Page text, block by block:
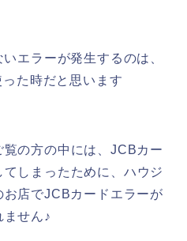
エラーが発生するのは、
た時だと思います
の方の中には、JCBカー
しまったために、ハウジ
店でJCBカードエラーが
せん♪